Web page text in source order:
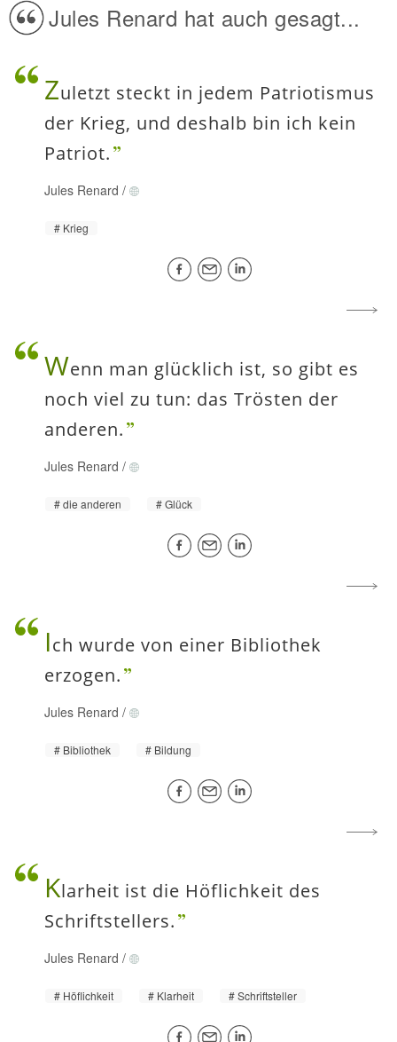
Jules Renard hat auch gesagt...
Zuletzt steckt in jedem Patriotismus
der Krieg, und deshalb bin ich kein
Patriot.
Jules Renard /
Krieg
Wenn man glücklich ist, so gibt es
noch viel zu tun: das Trösten der
anderen.
Jules Renard /
die anderen Glück
Ich wurde von einer Bibliothek
erzogen.
Jules Renard /
Bibliothek Bildung
Klarheit ist die Höflichkeit des
Schriftstellers.
Jules Renard /
Höflichkeit Klarheit Schriftsteller